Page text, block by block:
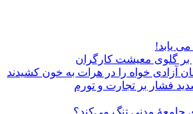
یابد!
گلوی معیشت کارگران
آزادی خواه را در هرات به خون کشیدند
فشار بر تجارت و تورم